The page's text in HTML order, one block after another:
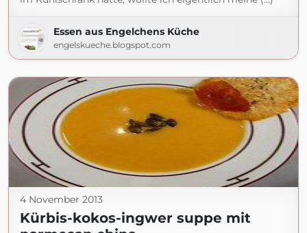
Essen aus Engelchens Küche
engelskueche.blogspot.com
4 November 2013
Kürbis-kokos-ingwer suppe mit